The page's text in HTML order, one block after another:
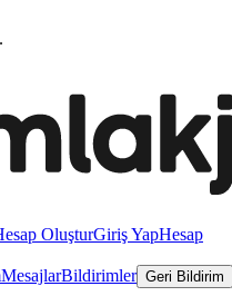
OluşturGiriş YapHesap
MesajlarBildirimler Geri Bildirim